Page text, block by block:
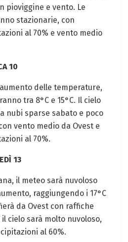
pioviggine e vento. Le
stazionarie, con
al 70% e vento medio
10
delle temperature,
tra 8°C e 15°C. Il cielo
nubi sparse sabato e poco
vento medio da Ovest e
al 70%.
13
il meteo sarà nuvoloso
raggiungendo i 17°C
da Ovest con raffiche
cielo sarà molto nuvoloso,
al 60%.